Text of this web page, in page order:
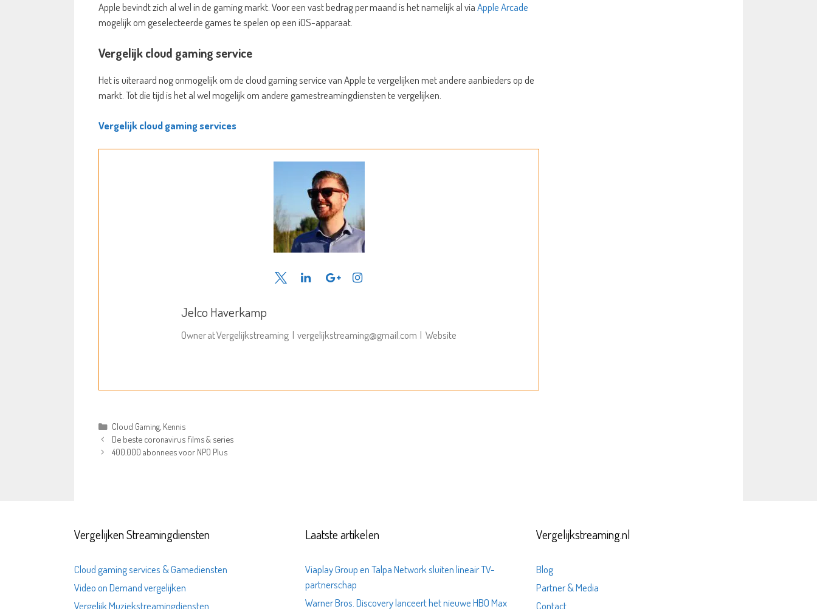
Apple bevindt zich al wel in de gaming markt. Voor een vast bedrag per maand is het namelijk al viaApple Arcade
mogelijk om geselecteerde games te spelen op een iOS-apparaat.
Vergelijk cloud gaming service
Het is uiteraard nog onmogelijk om de cloud gaming service van Apple te vergelijken met andere aanbieders op de
markt. Tot die tijd is het al wel mogelijk om andere gamestreamingdiensten te vergelijken.
Vergelijk cloud gaming services
Jelco Haverkamp
OwneratVergelijkstreaming | vergelijkstreaming@gmail.com | Website
Categorieën
Cloud Gaming, Kennis
De beste coronavirus films & series
400.000 abonnees voor NPO Plus
Vergelijken Streamingdiensten
Cloud gaming services & Gamediensten
Video on Demand vergelijken
Vergelijk Muziekstreamingdiensten
Laatste artikelen
Viaplay Group en Talpa Network sluiten lineair TV-
partnerschap
Warner Bros. Discovery lanceert het nieuwe HBO Max
Vergelijkstreaming.nl
Blog
Partner & Media
Contact